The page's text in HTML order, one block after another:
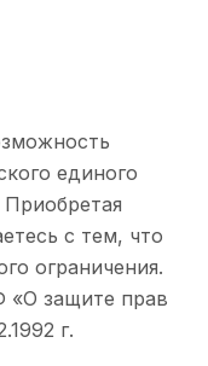
единого
с тем, что
ограничения.
«О защите прав
г.